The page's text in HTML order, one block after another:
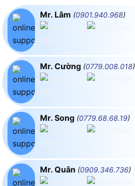
Mr. Lâm (0901.940.968)
Mr. Cường (0779.008.018)
Mr. Song (0779.68.68.19)
Mr. Quân (0909.346.736)